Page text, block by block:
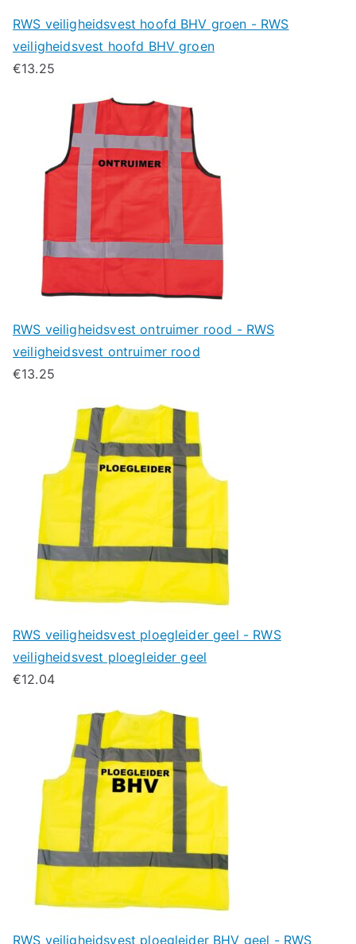
RWS veiligheidsvest hoofd BHV groen - RWS
veiligheidsvest hoofd BHV groen
€13.25
RWS veiligheidsvest ontruimer rood - RWS
veiligheidsvest ontruimer rood
€13.25
RWS veiligheidsvest ploegleider geel - RWS
veiligheidsvest ploegleider geel
€12.04
RWS veiligheidsvest ploegleider BHV geel - RWS